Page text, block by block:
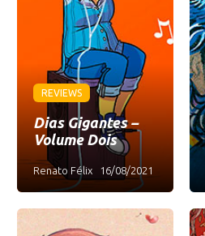
REVIEWS
Dias Gigantes –
Volume Dois
Renato Félix 16/08/2021